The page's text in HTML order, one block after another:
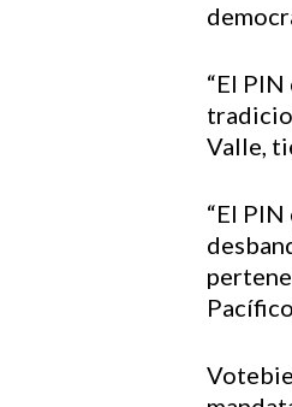
“El
Valle,
“El